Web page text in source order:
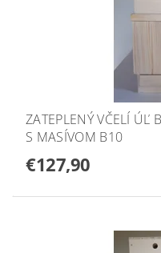
ZATEPLENÝ VČELÍ ÚĽ
S MASÍVOM B10
€127,90